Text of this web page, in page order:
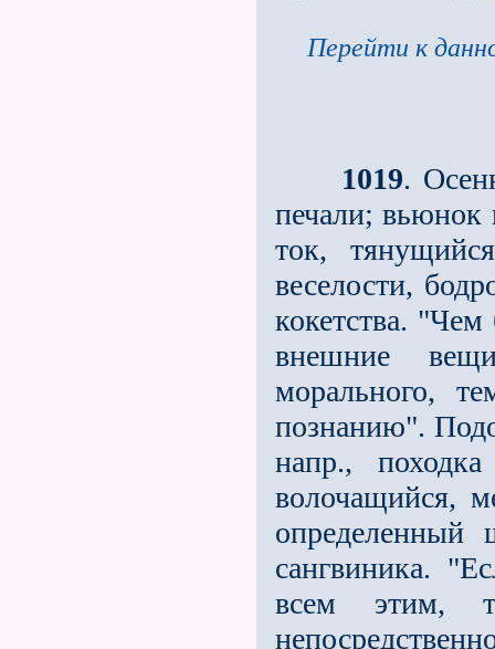
Перейти к
1019.
печали;
ток,
веселости,
кокетства.
внешние
морального,
познанию".
напр.,
волочащийся,
определенный
сангвиника.
всем этим,